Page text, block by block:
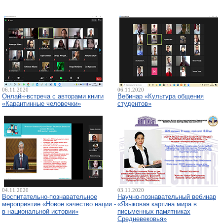
06.11.2020
Онлайн-встреча с авторами книги
«Карантинные человечки»
06.11.2020
Вебинар «Культура общения
студентов»
04.11.2020
Воспитательно-познавательное
мероприятие «Новое качество нации -
в национальной истории»
03.11.2020
Научно-познавательный вебинар
«Языковая картина мира в
письменных памятниках
Средневековья»